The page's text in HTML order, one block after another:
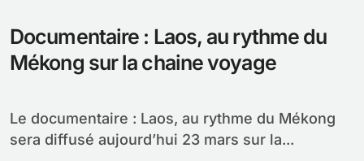
Documentaire : Laos, au rythme du
Mékong sur la chaine voyage
Le documentaire : Laos, au rythme du Mékong
sera diffusé aujourd’hui 23 mars sur la...